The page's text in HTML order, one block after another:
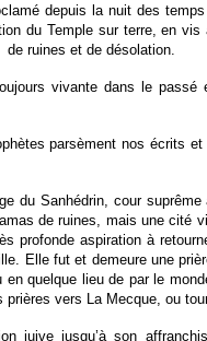
depuis la nuit des
du Temple sur terre, en
de ruines et de désolation.
vivante dans le
parsèment nos écrits
du Sanhédrin, cour
de ruines, mais une cité
profonde aspiration à
Elle fut et demeure une
en quelque lieu de par le
prières vers La Mecque, ou
juive jusqu’à son